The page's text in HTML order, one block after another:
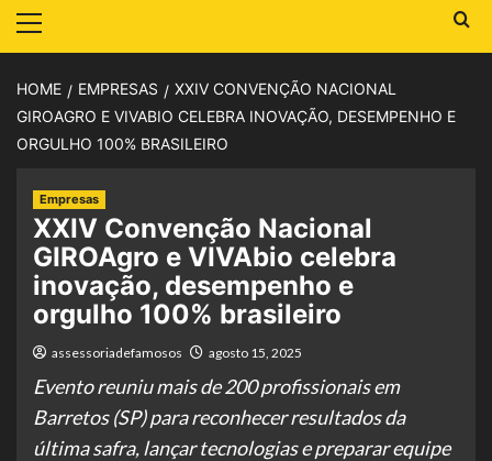
HOME EMPRESAS
XXIV CONVENÇÃO NACIONAL
GIROAGRO E VIVABIO CELEBRA INOVAÇÃO, DESEMPENHO E
ORGULHO 100% BRASILEIRO
Empresas
XXIV Convenção Nacional
GIROAgro e VIVAbio celebra
inovação, desempenho e
orgulho 100% brasileiro
assessoriadefamosos agosto 15, 2025
Evento reuniu mais de 200 profissionais em
Barretos (SP) para reconhecer resultados da
última safra, lançar tecnologias e preparar equipe